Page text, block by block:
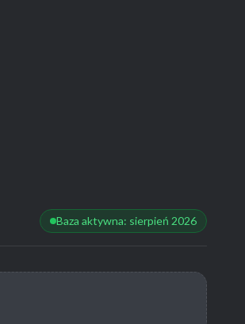
Baza aktywna: sierpień 2026